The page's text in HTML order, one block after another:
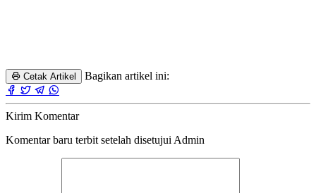
Cetak Artikel Bagikan artikel ini:
Kirim Komentar
Komentar baru terbit setelah disetujui Admin